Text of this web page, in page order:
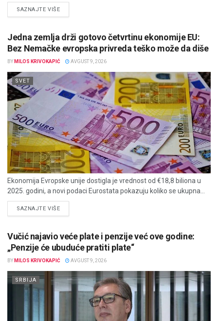
SAZNAJTE VIŠEDETAILS
Jedna zemlja drži gotovo četvrtinu ekonomije EU:
Bez Nemačke evropska privreda teško može da diše
BY MILOS KRIVOKAPIĆ AVGUST 9, 2026
SVET
Ekonomija Evropske unije dostigla je vrednost od €18,8 biliona u
2025. godini, a novi podaci Eurostata pokazuju koliko se ukupna...
SAZNAJTE VIŠEDETAILS
Vučić najavio veće plate i penzije već ove godine:
„Penzije će ubuduće pratiti plate“
BY MILOS KRIVOKAPIĆ AVGUST 9, 2026
SRBIJA